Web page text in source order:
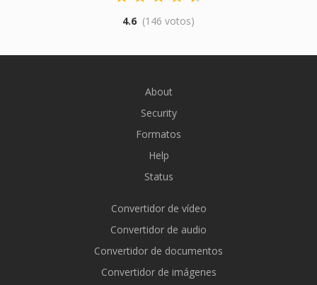
4.6 (146 votos)
About
Security
Formatos
Help
Status
Convertidor de vídeo
Convertidor de audio
Convertidor de documentos
Convertidor de imágenes